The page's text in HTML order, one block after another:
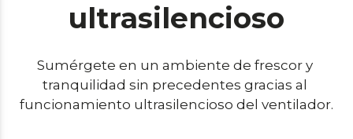
ultrasilencioso
Sumérgete en un ambiente de frescor y
tranquilidad sin precedentes gracias al
funcionamiento ultrasilencioso del ventilador.